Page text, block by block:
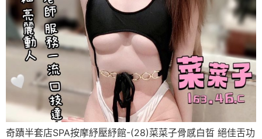
奇蹟半套店SPA按摩紓壓紓館-(28)菜菜子骨感白晢 絕佳舌功